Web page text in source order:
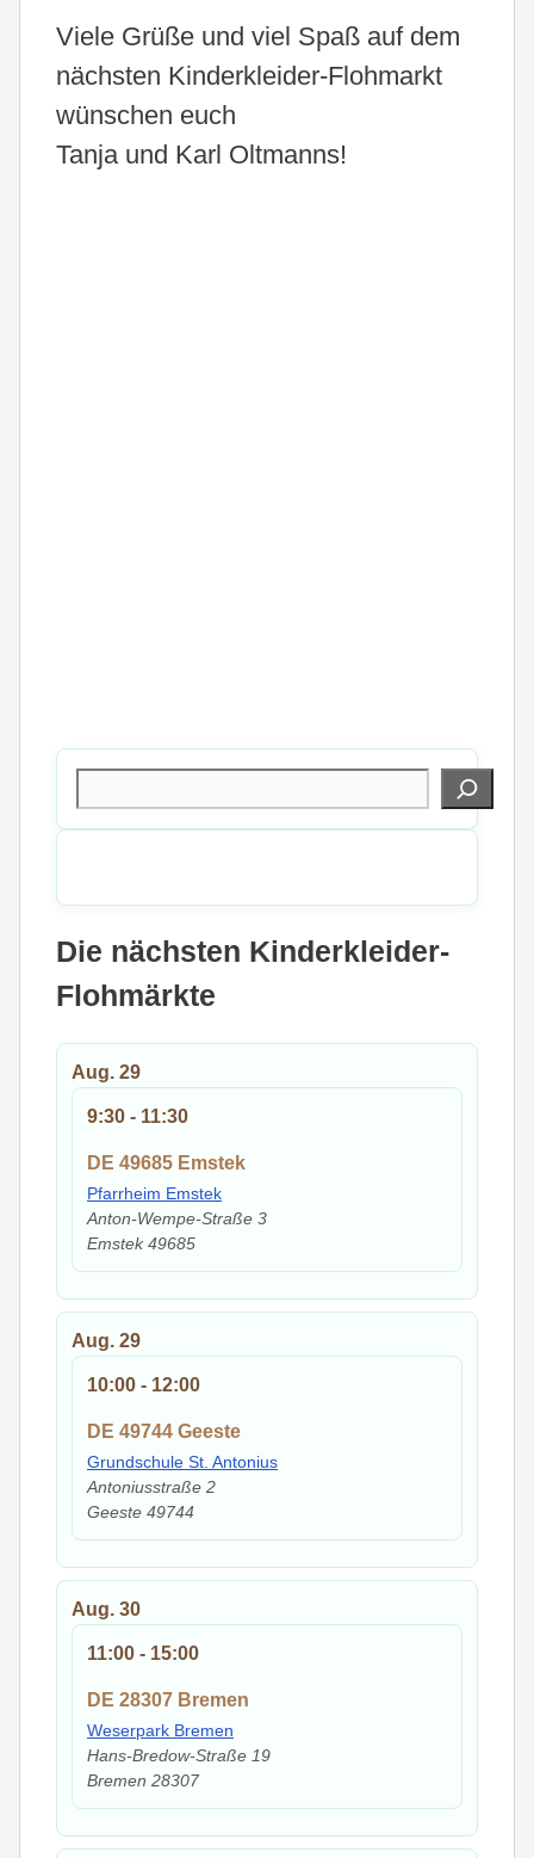
Viele Grüße und viel Spaß auf dem
nächsten Kinderkleider-Flohmarkt
wünschen euch
Tanja und Karl Oltmanns!
Die nächsten Kinderkleider-
Flohmärkte
Aug. 29
9:30 - 11:30
DE 49685 Emstek
Pfarrheim Emstek
Anton-Wempe-Straße 3
Emstek49685
Aug. 29
10:00 - 12:00
DE 49744 Geeste
Grundschule St. Antonius
Antoniusstraße 2
Geeste 49744
Aug. 30
11:00 - 15:00
DE 28307 Bremen
Weserpark Bremen
Hans-Bredow-Straße 19
Bremen 28307